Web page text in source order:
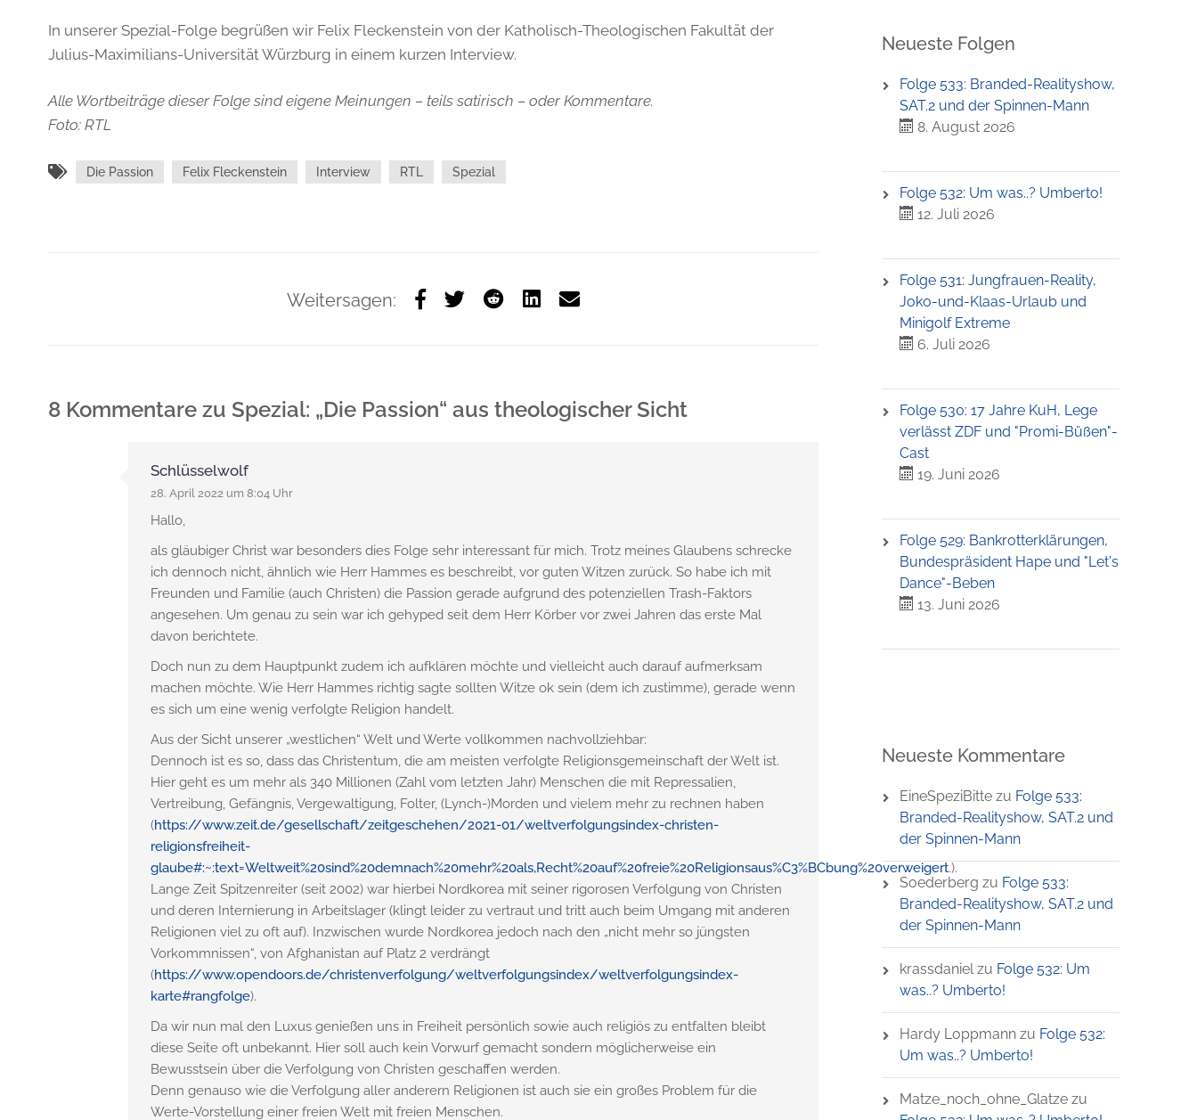
In unserer Spezial-Folge begrüßen wir Felix Fleckenstein von der Katholisch-Theologischen Fakultät der
Julius-Maximilians-Universität Würzburg in einem kurzen Interview.
Alle Wortbeiträge dieser Folge sind eigene Meinungen – teils satirisch – oder Kommentare.
Foto: RTL
Die Passion Felix Fleckenstein Interview RTL Spezial
Weitersagen:
8 Kommentarezu Spezial: „Die Passion“ aus theologischer Sicht
Schlüsselwolf
28. April 2022 um 8:04 Uhr
Hallo,
als gläubiger Christ war besonders dies Folge sehr interessant für mich. Trotz meines Glaubens schrecke
ich dennoch nicht, ähnlich wie Herr Hammes es beschreibt, vor guten Witzen zurück. So habe ich mit
Freunden und Familie (auch Christen) die Passion gerade aufgrund des potenziellen Trash-Faktors
angesehen. Um genau zu sein war ich gehyped seit dem Herr Körber vor zwei Jahren das erste Mal
davon berichtete.
Doch nun zu dem Hauptpunkt zudem ich aufklären möchte und vielleicht auch darauf aufmerksam
machen möchte. Wie Herr Hammes richtig sagte sollten Witze ok sein (dem ich zustimme), gerade wenn
es sich um eine wenig verfolgte Religion handelt.
Aus der Sicht unserer „westlichen“ Welt und Werte vollkommen nachvollziehbar:
Dennoch ist es so, dass das Christentum, die am meisten verfolgte Religionsgemeinschaft der Welt ist.
Hier geht es um mehr als 340 Millionen (Zahl vom letzten Jahr) Menschen die mit Repressalien,
Vertreibung, Gefängnis, Vergewaltigung, Folter, (Lynch-)Morden und vielem mehr zu rechnen haben
(https://www.zeit.de/gesellschaft/zeitgeschehen/2021-01/weltverfolgungsindex-christen-
religionsfreiheit-
glaube#:~:text=Weltweit%20sind%20demnach%20mehr%20als,Recht%20auf%20freie%20Religionsaus%C3%BCbung%20verweigert.).
Lange Zeit Spitzenreiter (seit 2002) war hierbei Nordkorea mit seiner rigorosen Verfolgung von Christen
und deren Internierung in Arbeitslager (klingt leider zu vertraut und tritt auch beim Umgang mit anderen
Religionen viel zu oft auf). Inzwischen wurde Nordkorea jedoch nach den „nicht mehr so jüngsten
Vorkommnissen“, von Afghanistan auf Platz 2 verdrängt
(https://www.opendoors.de/christenverfolgung/weltverfolgungsindex/weltverfolgungsindex-
karte#rangfolge).
Da wir nun mal den Luxus genießen uns in Freiheit persönlich sowie auch religiös zu entfalten bleibt
diese Seite oft unbekannt. Hier soll auch kein Vorwurf gemacht sondern möglicherweise ein
Bewusstsein über die Verfolgung von Christen geschaffen werden.
Denn genauso wie die Verfolgung aller anderern Religionen ist auch sie ein großes Problem für die
Werte-Vorstellung einer freien Welt mit freien Menschen.
Neueste Folgen
Folge 533: Branded-Realityshow,
SAT.2 und der Spinnen-Mann
8. August 2026
Folge 532: Um was..? Umberto!
12. Juli 2026
Folge 531: Jungfrauen-Reality,
Joko-und-Klaas-Urlaub und
Minigolf Extreme
6. Juli 2026
Folge 530: 17 Jahre KuH, Lege
verlässt ZDF und "Promi-Büßen"-
Cast
19. Juni 2026
Folge 529: Bankrotterklärungen,
Bundespräsident Hape und "Let's
Dance"-Beben
13. Juni 2026
Neueste Kommentare
EineSpeziBittezu Folge 533:
Branded-Realityshow, SAT.2 und
der Spinnen-Mann
Soederberg zu Folge 533:
Branded-Realityshow, SAT.2 und
der Spinnen-Mann
krassdanielzu Folge 532: Um
was..? Umberto!
Hardy Loppmannzu Folge 532:
Um was..? Umberto!
Matze_noch_ohne_Glatzezu